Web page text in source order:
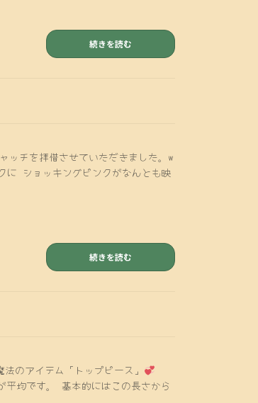
続きを読む
チを拝借させていただきました。w
に ショッキングピンクがなんとも映
続きを読む
のアイテム「トップピース」
均です。 基本的にはこの長さから